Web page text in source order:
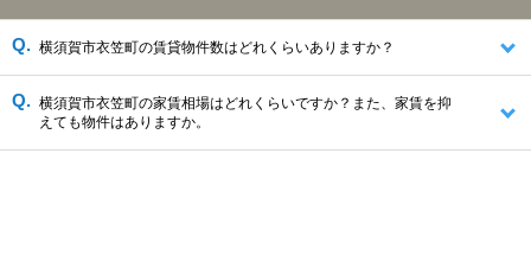
横須賀市衣笠町の賃貸物件数はどれくらいありますか？
横須賀市衣笠町の家賃相場はどれくらいですか？また、家賃を抑
えても物件はありますか。